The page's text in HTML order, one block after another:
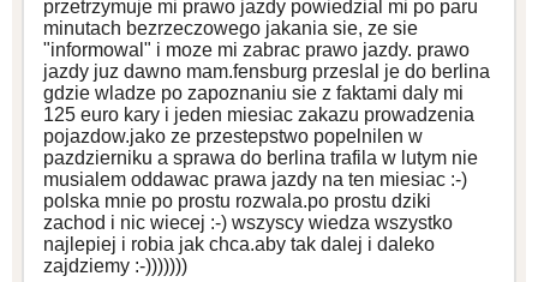
przetrzymuje mi prawo jazdy powiedzial mi po paru
minutach bezrzeczowego jakania sie, ze sie
"informowal" i moze mi zabrac prawo jazdy. prawo
jazdy juz dawno mam.fensburg przeslal je do berlina
gdzie wladze po zapoznaniu sie z faktami daly mi
125 euro kary i jeden miesiac zakazu prowadzenia
pojazdow.jako ze przestepstwo popelnilen w
pazdzierniku a sprawa do berlina trafila w lutym nie
musialem oddawac prawa jazdy na ten miesiac :-)
polska mnie po prostu rozwala.po prostu dziki
zachod i nic wiecej :-) wszyscy wiedza wszystko
najlepiej i robia jak chca.aby tak dalej i daleko
zajdziemy :-)))))))